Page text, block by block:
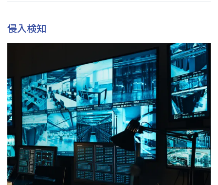
侵入検知